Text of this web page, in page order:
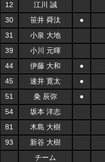
12
江川 誠
30
笹井 舜汰 ●
31
小泉 大地
39
小川 元暉
44
伊藤 大和 ●
45
速井 寛太 ●
51
粂 辰弥 ●
54
坂本 洋志
81
木島 大樹
93
新谷 大樹
チーム